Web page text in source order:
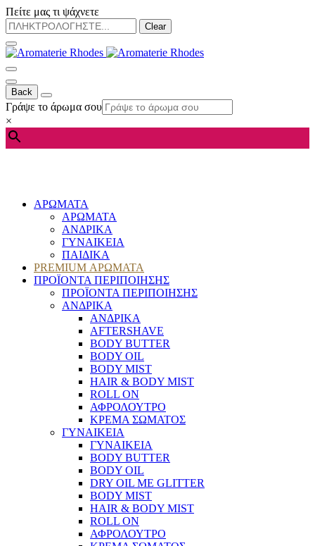
Πείτε μας τι ψάχνετε
Clear
Back
Γράψε το άρωμα σου
×
ΑΡΩΜΑΤΑ
ΑΡΩΜΑΤΑ
ΑΝΔΡΙΚΑ
ΓΥΝΑΙΚΕΙΑ
ΠΑΙΔΙΚΑ
PREMIUM ΑΡΩΜΑΤΑ
ΠΡΟΪΟΝΤΑ ΠΕΡΙΠΟΙΗΣΗΣ
ΠΡΟΪΟΝΤΑ ΠΕΡΙΠΟΙΗΣΗΣ
ΑΝΔΡΙΚΑ
ΑΝΔΡΙΚΑ
AFTERSHAVE
BODY BUTTER
BODY OIL
BODY MIST
HAIR & BODY MIST
ROLL ON
ΑΦΡΟΛΟΥΤΡΟ
ΚΡΕΜΑ ΣΩΜΑΤΟΣ
ΓΥΝΑΙΚΕΙΑ
ΓΥΝΑΙΚΕΙΑ
BODY BUTTER
BODY OIL
DRY OIL ΜΕ GLITTER
BODY MIST
HAIR & BODY MIST
ROLL ON
ΑΦΡΟΛΟΥΤΡΟ